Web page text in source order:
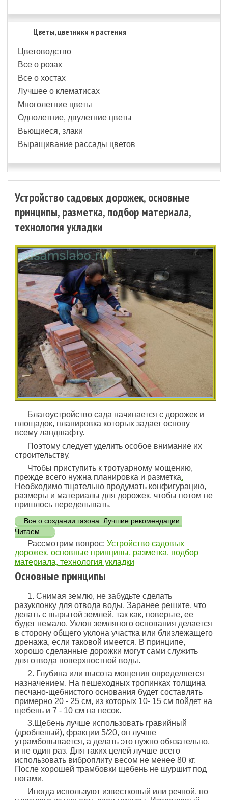
Цветы, цветники и растения
Цветоводство
Все о розах
Все о хостах
Лучшее о клематисах
Многолетние цветы
Однолетние, двулетние цветы
Вьющиеся, злаки
Выращивание рассады цветов
Устройство садовых дорожек, основные
принципы, разметка, подбор материала,
технология укладки
Благоустройство сада начинается с дорожек и
площадок, планировка которых задает основу
всему ландшафту.
Поэтому следует уделить особое внимание их
строительству.
Чтобы приступить к тротуарному мощению,
прежде всего нужна планировка и разметка.
Необходимо тщательно продумать конфигурацию,
размеры и материалы для дорожек, чтобы потом не
пришлось переделывать.
Все о создании газона. Лучшие рекомендации.
Читаем...
Рассмотрим вопрос: Устройство садовых
дорожек, основные принципы, разметка, подбор
материала, технология укладки
Основные принципы
1. Снимая землю, не забудьте сделать
разуклонку для отвода воды. Заранее решите, что
делать с вырытой землей, так как, поверьте, ее
будет немало. Уклон земляного основания делается
в сторону общего уклона участка или близлежащего
дренажа, если таковой имеется. В принципе,
хорошо сделанные дорожки могут сами служить
для отвода поверхностной воды.
2. Глубина или высота мощения определяется
назначением. На пешеходных тропинках толщина
песчано-щебнистого основания будет составлять
примерно 20 - 25 см, из которых 10- 15 см пойдет на
щебень и 7 - 10 см на песок.
3.Щебень лучше использовать гравийный
(дробленый), фракции 5/20, он лучше
утрамбовывается, а делать это нужно обязательно,
и не один раз. Для таких целей лучше всего
использовать виброплиту весом не менее 80 кг.
После хорошей трамбовки щебень не шуршит под
ногами.
Иногда используют известковый или речной, но